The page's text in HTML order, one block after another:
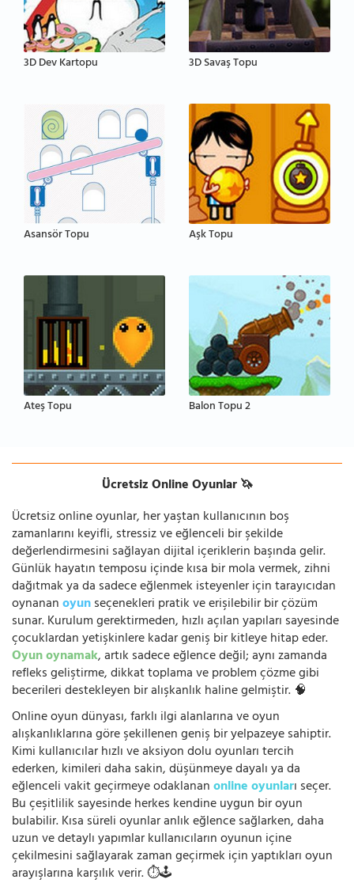
3D Dev Kartopu 3D Savaş Topu
Asansör Topu Aşk Topu
Ateş Topu Balon Topu 2
Ücretsiz Online Oyunlar 🦄
Ücretsiz online oyunlar, her yaştan kullanıcının boş
zamanlarını keyifli, stressiz ve eğlenceli bir şekilde
değerlendirmesini sağlayan dijital içeriklerin başında gelir.
Günlük hayatın temposu içinde kısa bir mola vermek, zihni
dağıtmak ya da sadece eğlenmek isteyenler için tarayıcıdan
oynananoyunseçenekleri pratik ve erişilebilir bir çözüm
sunar. Kurulum gerektirmeden, hızlı açılan yapıları sayesinde
çocuklardan yetişkinlere kadar geniş bir kitleye hitap eder.
Oyun oynamak, artık sadece eğlence değil; aynı zamanda
refleks geliştirme, dikkat toplama ve problem çözme gibi
becerileri destekleyen bir alışkanlık haline gelmiştir. 🧠
Online oyun dünyası, farklı ilgi alanlarına ve oyun
alışkanlıklarına göre şekillenen geniş bir yelpazeye sahiptir.
Kimi kullanıcılar hızlı ve aksiyon dolu oyunları tercih
ederken, kimileri daha sakin, düşünmeye dayalı ya da
eğlenceli vakit geçirmeye odaklananonline oyunları seçer.
Bu çeşitlilik sayesinde herkes kendine uygun bir oyun
bulabilir. Kısa süreli oyunlar anlık eğlence sağlarken, daha
uzun ve detaylı yapımlar kullanıcıların oyunun içine
çekilmesini sağlayarak zaman geçirmek için yaptıkları oyun
arayışlarına karşılık verir. ⏱️🕹️